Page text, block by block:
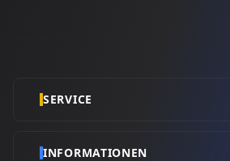
SERVICE
INFORMATIONEN